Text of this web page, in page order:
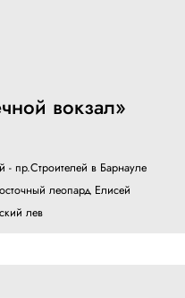
вокзал»
- пр.Строителей в Барнауле
леопард Елисей
лев